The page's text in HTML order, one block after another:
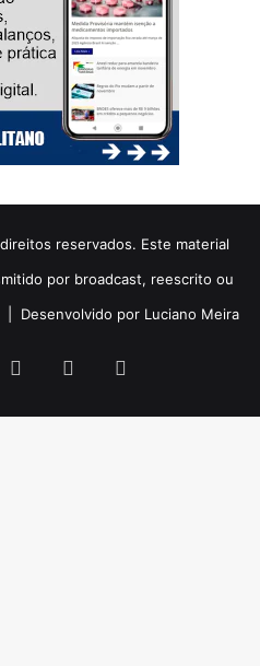
reservados. Este material
por broadcast, reescrito ou
| Desenvolvido por Luciano Meira
YouTubeInstagram